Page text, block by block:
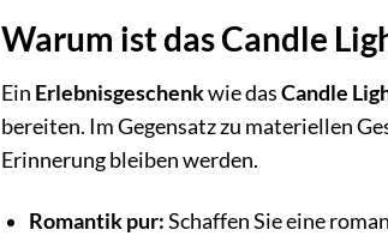
Warum ist das Candle
Ein Erlebnisgeschenkwie dasCandle
bereiten. Im Gegensatz zu materiellen
Erinnerung bleiben werden.
Romantik pur:Schaffen Sie eine